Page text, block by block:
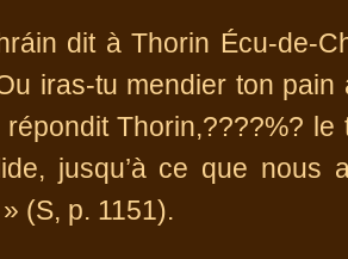
dit à Thorin Écu-de-
iras-tu mendier ton
répondit Thorin,????%?
jusqu’à ce que nous
(S, p. 1151).